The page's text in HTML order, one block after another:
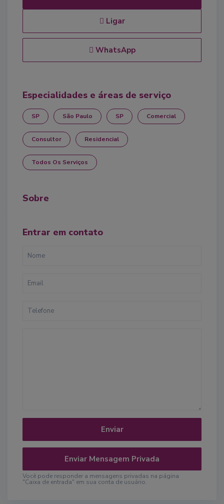
Ligar
WhatsApp
Especialidades e áreas de serviço
SP São Paulo SP Comercial
Consultor Residencial
Todos Os Serviços
Sobre
Entrar em contato
Você pode responder a mensagens privadas na página
"Caixa de entrada" em sua conta de usuário.